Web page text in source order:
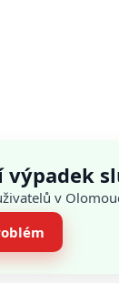
výpadek
v